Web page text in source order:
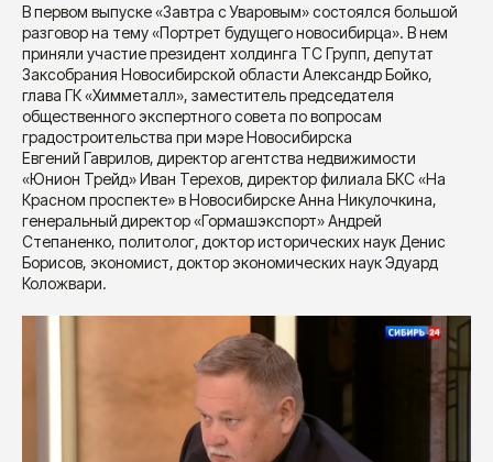
В первом выпуске «Завтра с Уваровым» состоялся большой
разговор на тему «Портрет будущего новосибирца». В нем
приняли участие президент холдинга TC Групп, депутат
Заксобрания Новосибирской области Александр Бойко,
глава ГК «Химметалл», заместитель председателя
общественного экспертного совета по вопросам
градостроительства при мэре Новосибирска
Евгений Гаврилов, директор агентства недвижимости
«Юнион Трейд» Иван Терехов, директор филиала БКС «На
Красном проспекте» в Новосибирске Анна Никулочкина,
генеральный директор «Гормашэкспорт» Андрей
Степаненко, политолог, доктор исторических наук Денис
Борисов, экономист, доктор экономических наук Эдуард
Коложвари.